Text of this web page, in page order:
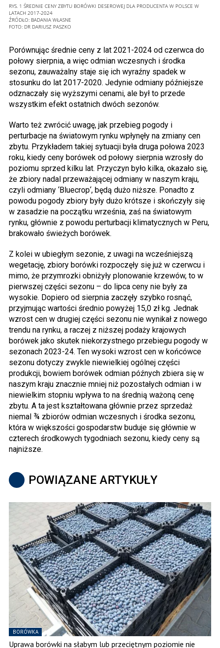
RYS. 1 ŚREDNIE CENY ZBYTU BORÓWKI DESEROWEJ DLA PRODUCENTA W POLSCE W
LATACH 2017-2024
ŹRÓDŁO: BADANIA WŁASNE
FOTO: DR DARIUSZ PASZKO
Porównując średnie ceny z lat 2021-2024 od czerwca do
połowy sierpnia, a więc odmian wczesnych i środka
sezonu, zauważalny staje się ich wyraźny spadek w
stosunku do lat 2017-2020. Jedynie odmiany późniejsze
odznaczały się wyższymi cenami, ale był to przede
wszystkim efekt ostatnich dwóch sezonów.
Warto też zwrócić uwagę, jak przebieg pogody i
perturbacje na światowym rynku wpłynęły na zmiany cen
zbytu. Przykładem takiej sytuacji była druga połowa 2023
roku, kiedy ceny borówek od połowy sierpnia wzrosły do
poziomu sprzed kilku lat. Przyczyn było kilka, okazało się,
że zbiory nadal przeważającej odmiany w naszym kraju,
czyli odmiany ‘Bluecrop‘, będą dużo niższe. Ponadto z
powodu pogody zbiory były dużo krótsze i skończyły się
w zasadzie na początku września, zaś na światowym
rynku, głównie z powodu perturbacji klimatycznych w Peru,
brakowało świeżych borówek.
Z kolei w ubiegłym sezonie, z uwagi na wcześniejszą
wegetację, zbiory borówki rozpoczęły się już w czerwcu i
mimo, że przymrozki obniżyły plonowanie krzewów, to w
pierwszej części sezonu – do lipca ceny nie były za
wysokie. Dopiero od sierpnia zaczęły szybko rosnąć,
przyjmując wartości średnio powyżej 15,0 zł kg. Jednak
wzrost cen w drugiej części sezonu nie wynikał z nowego
trendu na rynku, a raczej z niższej podaży krajowych
borówek jako skutek niekorzystnego przebiegu pogody w
sezonach 2023-24. Ten wysoki wzrost cen w końcówce
sezonu dotyczy zwykle niewielkiej ogólnej części
produkcji, bowiem borówek odmian późnych zbiera się w
naszym kraju znacznie mniej niż pozostałych odmian i w
niewielkim stopniu wpływa to na średnią ważoną cenę
zbytu. A ta jest kształtowana głównie przez sprzedaż
niemal ¾ zbiorów odmian wczesnych i środka sezonu,
która w większości gospodarstw buduje się głównie w
czterech środkowych tygodniach sezonu, kiedy ceny są
najniższe.
POWIĄZANE ARTYKUŁY
BORÓWKA
Uprawa borówki na słabym lub przeciętnym poziomie nie